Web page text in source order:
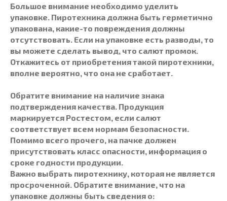
Большое внимание необходимо уделить
упаковке. Пиротехника должна быть герметично
упакована, какие-то повреждения должны
отсутствовать. Если на упаковке есть разводы, то
вы можете сделать вывод, что салют промок.
Откажитесь от приобретения такой пиротехники,
вполне вероятно, что она не сработает.
Обратите внимание на наличие знака
подтверждения качества. Продукция
маркируется Ростестом, если салют
соответствует всем нормам безопасности.
Помимо всего прочего, на пачке должен
присутствовать класс опасности, информация о
сроке годности продукции.
Важно выбрать пиротехнику , которая не является
просроченной. Обратите внимание, что на
упаковке должны быть сведения о: